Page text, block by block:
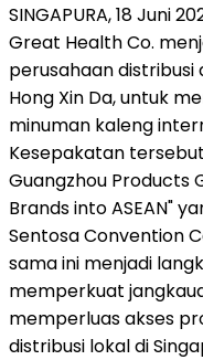
SINGAPURA, 18 Juni
Great Health Co.
perusahaan distribusi
Hong Xin Da, untuk
minuman kaleng
Kesepakatan
Guangzhou Products
Brands into ASEAN"
Sentosa Convention
sama ini menjadi
memperkuat
memperluas akses
distribusi lokal di